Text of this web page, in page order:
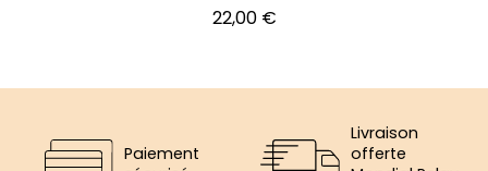
Prix
22,00 €
Paiement
Livraison
offerte